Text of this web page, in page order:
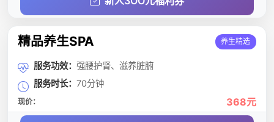
精品养生SPA 养生精选
服务功效： 强腰护肾、滋养脏腑
服务时长： 70分钟
现价： 368元